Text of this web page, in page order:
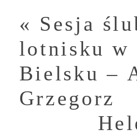
« Sesja
lotnisku w
Bielsku –
Grzegorz